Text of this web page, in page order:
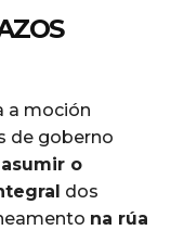
a moción
de goberno
o
dos
na rúa